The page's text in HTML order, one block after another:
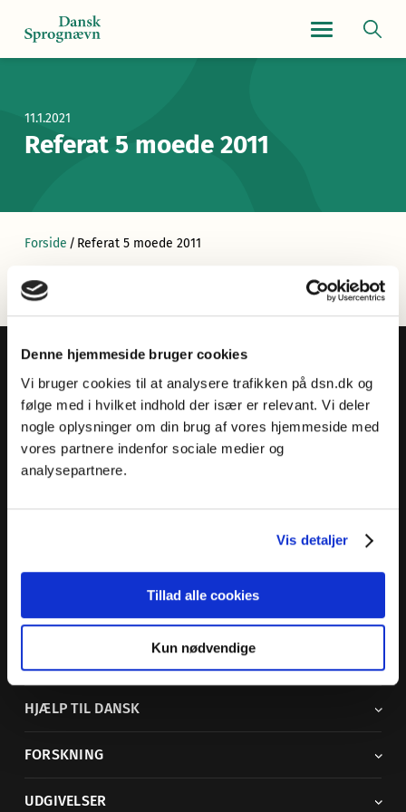
Denne hjemmeside bruger cookies
Vi bruger cookies til at analysere trafikken på dsn.dk og
følge med i hvilket indhold der især er relevant. Vi deler
nogle oplysninger om din brug af vores hjemmeside med
vores partnere indenfor sociale medier og
analysepartnere.
Vis detaljer
Tillad alle cookies
Kun nødvendige
11.1.2021
Referat 5 moede 2011
Forside / Referat 5 moede 2011
Dansk Sprognævn
Adelgade 119 B
5400 Bogense
adm@dsn.dk
HJÆLP TIL DANSK
FORSKNING
UDGIVELSER